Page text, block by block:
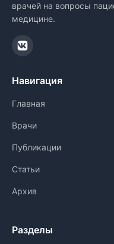
врачей на вопросы
медицине.
Навигация
Главная
Врачи
Публикации
Статьи
Архив
Разделы